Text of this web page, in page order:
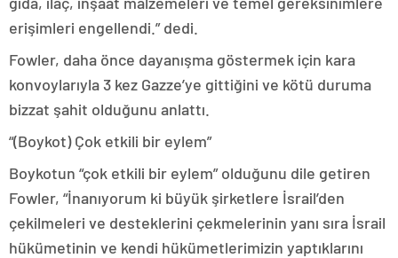
erişimleri engellendi.” dedi.
Fowler, daha önce dayanışma göstermek için kara
konvoylarıyla 3 kez Gazze’ye gittiğini ve kötü duruma
bizzat şahit olduğunu anlattı.
“(Boykot) Çok etkili bir eylem”
Boykotun “çok etkili bir eylem” olduğunu dile getiren
Fowler, “İnanıyorum ki büyük şirketlere İsrail’den
çekilmeleri ve desteklerini çekmelerinin yanı sıra İsrail
hükümetinin ve kendi hükümetlerimizin yaptıklarını